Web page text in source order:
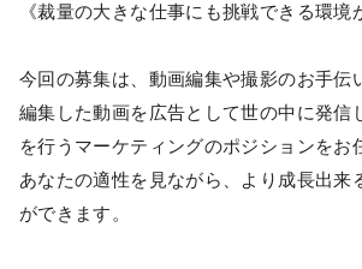
《裁量の大きな仕事にも挑戦できる環境
今回の募集は、動画編集や撮影のお手伝
編集した動画を広告として世の中に発信
を行うマーケティングのポジションをお
あなたの適性を見ながら、より成長出来
ができます。